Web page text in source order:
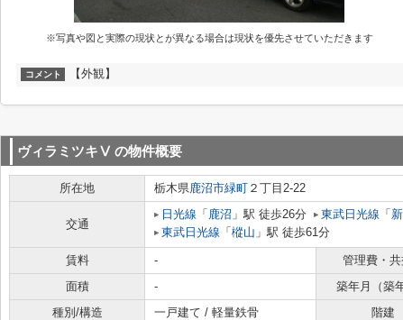
※写真や図と実際の現状とが異なる場合は現状を優先させていただきます
コメント 【外観】
ヴィラミツキⅤ の物件概要
所在地 栃木県鹿沼市緑町 ２丁目2-22
交通
日光線 「 鹿沼 」駅 徒歩26分 東武日光線 「
東武日光線 「 樅山 」駅 徒歩61分
賃料 - 管理費・
面積
- 築年月（築
種別/構造
一戸建て / 軽量鉄骨 階建